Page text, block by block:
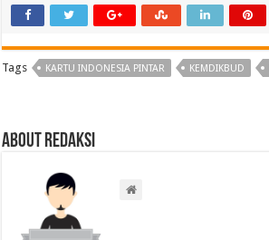
Tags KARTU INDONESIA PINTAR KEMDIKBUD
About Redaksi